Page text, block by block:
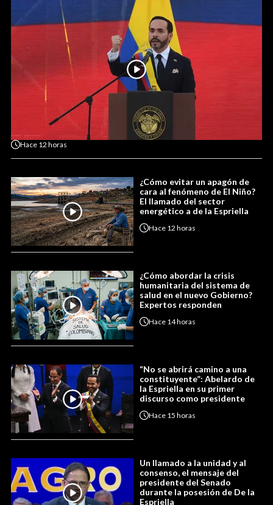
Hace 12 horas
¿Cómo evitar un apagón de
cara al fenómeno de El Niño?
El llamado del sector
energético a de la Espriella
Hace 12 horas
¿Cómo abordar la crisis
humanitaria del sistema de
salud en el nuevo Gobierno?
Expertos responden
Hace 14 horas
“No se abrirá camino a una
constituyente”: Abelardo de
la Espriella en su primer
discurso como presidente
Hace 15 horas
Un llamado a la unidad y al
consenso, el mensaje del
presidente del Senado
durante la posesión de De la
Espriella